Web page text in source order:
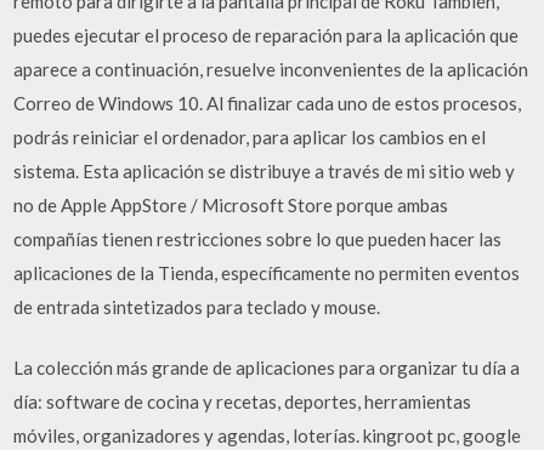
puedes ejecutar el proceso de reparación para la aplicación que
aparece a continuación, resuelve inconvenientes de la aplicación
Correo de Windows 10. Al finalizar cada uno de estos procesos,
podrás reiniciar el ordenador, para aplicar los cambios en el
sistema. Esta aplicación se distribuye a través de mi sitio web y
no de Apple AppStore / Microsoft Store porque ambas
compañías tienen restricciones sobre lo que pueden hacer las
aplicaciones de la Tienda, específicamente no permiten eventos
de entrada sintetizados para teclado y mouse.
La colección más grande de aplicaciones para organizar tu día a
día: software de cocina y recetas, deportes, herramientas
móviles, organizadores y agendas, loterías. kingroot pc, google